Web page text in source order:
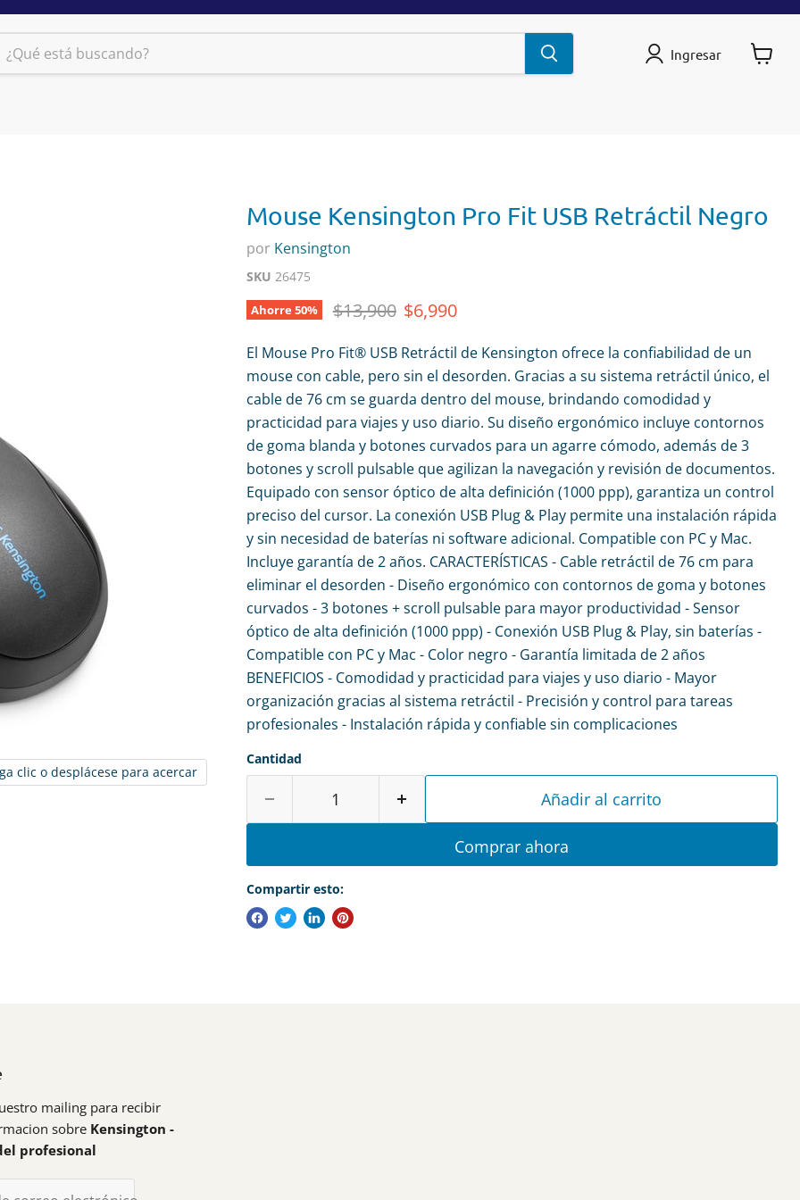
Ingresar
clic o desplácese para acercar
Mouse Kensington Pro Fit USB Retráctil Negro
por Kensington
SKU 26475
Ahorre50% Precio original
$13,900 Precio actual
$6,990
El Mouse Pro Fit® USB Retráctil de Kensington ofrece la confiabilidad de un
mouse con cable, pero sin el desorden. Gracias a su sistema retráctil único, el
cable de 76 cm se guarda dentro del mouse, brindando comodidad y
practicidad para viajes y uso diario. Su diseño ergonómico incluye contornos
de goma blanda y botones curvados para un agarre cómodo, además de 3
botones y scroll pulsable que agilizan la navegación y revisión de documentos.
Equipado con sensor óptico de alta definición (1000 ppp), garantiza un control
preciso del cursor. La conexión USB Plug & Play permite una instalación rápida
y sin necesidad de baterías ni software adicional. Compatible con PC y Mac.
Incluye garantía de 2 años. CARACTERÍSTICAS - Cable retráctil de 76 cm para
eliminar el desorden - Diseño ergonómico con contornos de goma y botones
curvados - 3 botones + scroll pulsable para mayor productividad - Sensor
óptico de alta definición (1000 ppp) - Conexión USB Plug & Play, sin baterías -
Compatible con PC y Mac - Color negro - Garantía limitada de 2 años
BENEFICIOS - Comodidad y practicidad para viajes y uso diario - Mayor
organización gracias al sistema retráctil - Precisión y control para tareas
profesionales - Instalación rápida y confiable sin complicaciones
Cantidad
Añadir al carrito
Comprar ahora
Compartir esto:
mailing para recibir
sobre Kensington -
profesional